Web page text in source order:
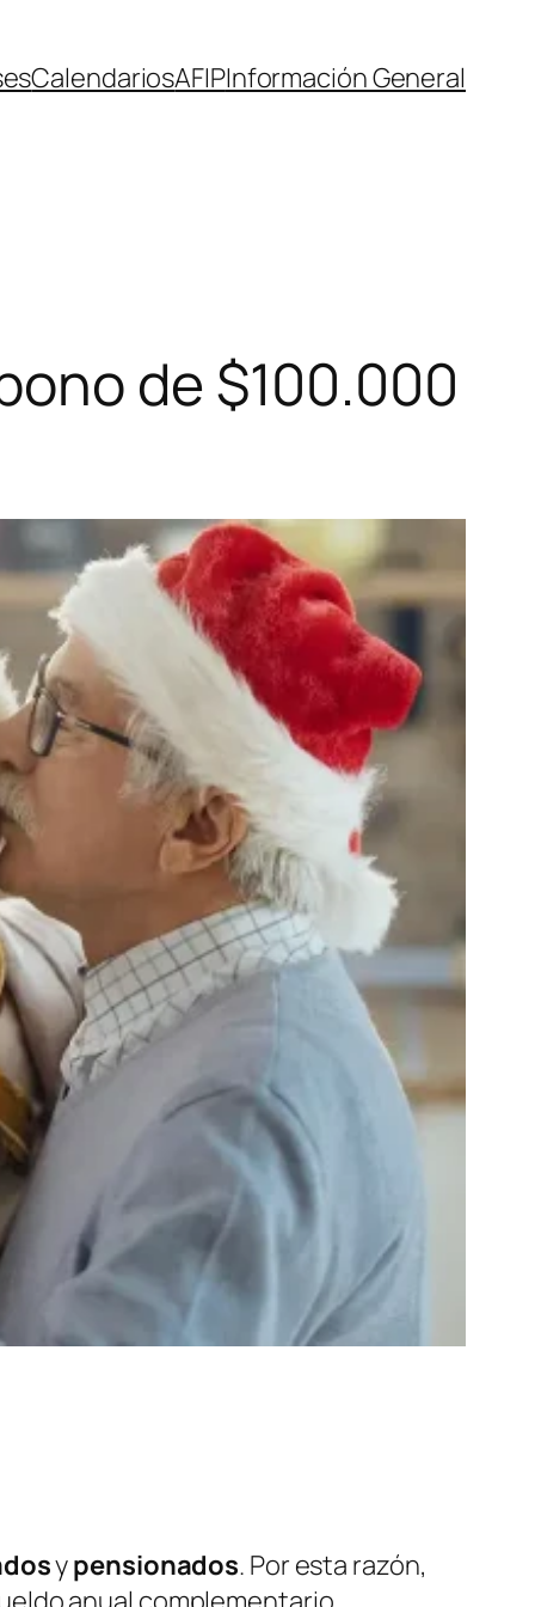
CalendariosAFIPInformación General
de $100.000
ypensionados. Por esta razón,